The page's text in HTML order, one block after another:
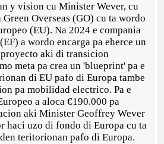
y vision cu Minister Wever, cu
Overseas (GO) cu ta wordo
(EU). Na 2024 e compania
a wordo encarga pa eherce un
proyecto aki di transicion
meta pa crea un 'blueprint' pa e
di EU pafo di Europa tambe
pa mobilidad electrico. Pa e
a aloca €190.000 pa
aki Minister Geoffrey Wever
haci uzo di fondo di Europa cu ta
teritorionan pafo di Europa.